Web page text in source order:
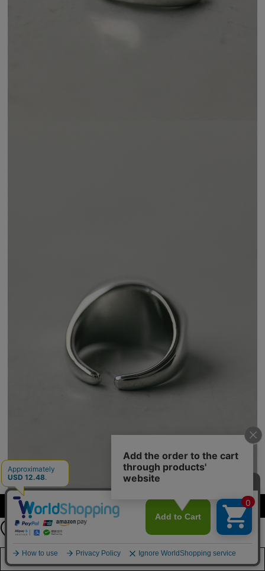
カラーを選択する（フリーサイズ）
店舗在庫を見る